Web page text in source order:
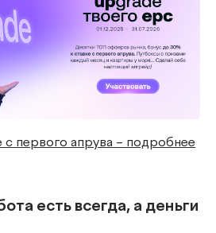
с первого апрува – подробнее
есть всегда, а деньги